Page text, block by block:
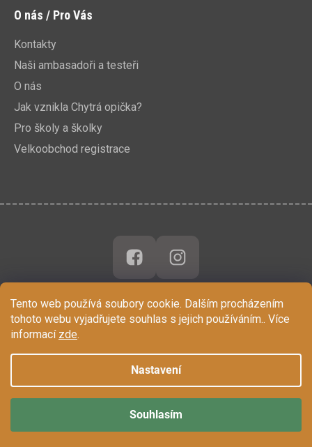
Tento web používá soubory cookie. Dalším procházením
tohoto webu vyjadřujete souhlas s jejich používáním.. Více
informací zde.
Nastavení
Souhlasím
O nás / Pro Vás
Kontakty
Naši ambasadoři a testeři
O nás
Jak vznikla Chytrá opička?
Pro školy a školky
Velkoobchod registrace
Vytvořil Shoptet
Copyright 2026Chytrá Opička. Všechna práva vyhrazena.